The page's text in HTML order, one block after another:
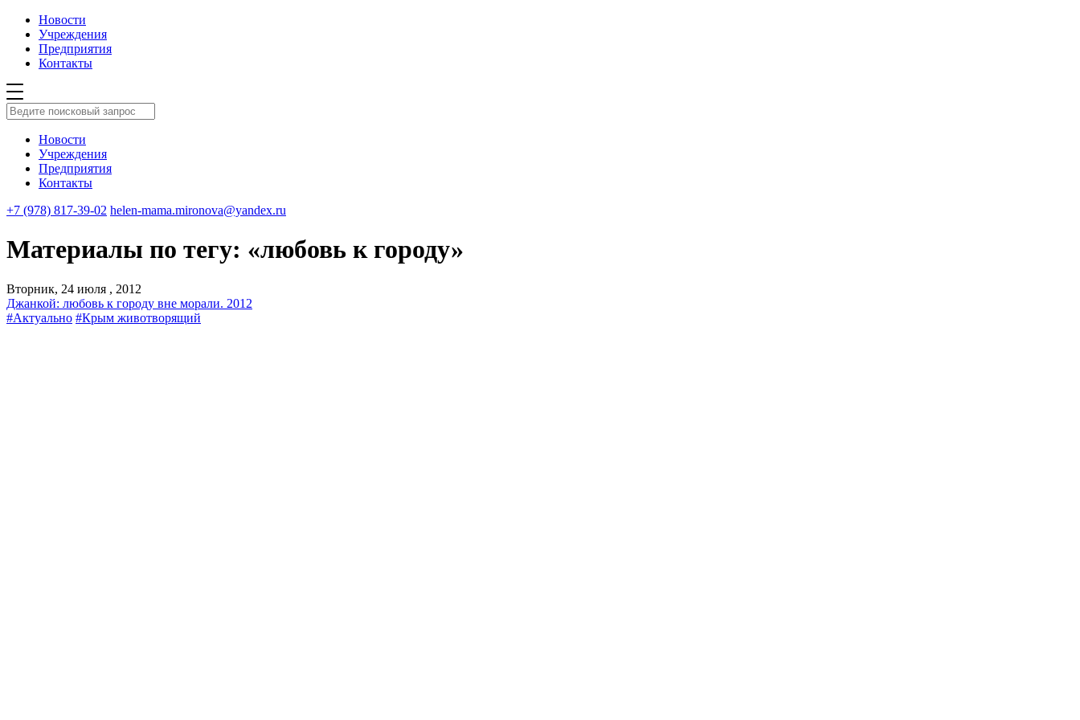
Новости
Учреждения
Предприятия
Контакты
Новости
Учреждения
Предприятия
Контакты
+7 (978) 817-39-02 helen-mama.mironova@yandex.ru
Материалы по тегу: «любовь к городу»
Вторник, 24 июля , 2012
Джанкой: любовь к городу вне морали. 2012
#Актуально #Крым животворящий